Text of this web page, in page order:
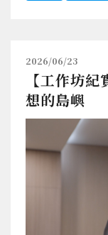
2026/06/23
【工作坊
想的島嶼